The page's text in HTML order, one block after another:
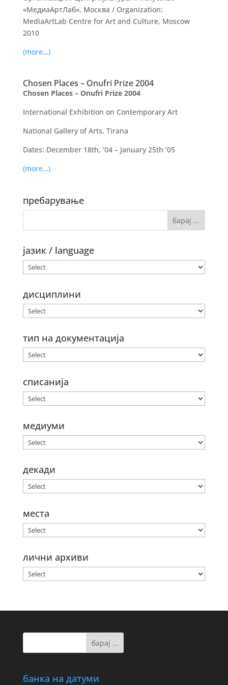
«МедиаАртЛаб», Москва / Organization:
MediaArtLab Centre for Art and Culture, Moscow
2010
(more…)
Chosen Places – Onufri Prize 2004
Chosen Places – Onufri Prize 2004
International Exhibition on Contemporary Art
National Gallery of Arts, Tirana
Dates: December 18th, ’04 – January 25th ’05
(more…)
пребарување
јазик / language
дисциплини
тип на документација
списанија
медиуми
декади
места
лични архиви
банка на датуми